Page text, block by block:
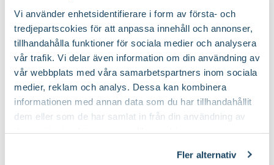
Vi använder enhetsidentifierare i form av första- och
tredjepartscokies för att anpassa innehåll och annonser,
tillhandahålla funktioner för sociala medier och analysera
vår trafik. Vi delar även information om din användning av
vår webbplats med våra samarbetspartners inom sociala
medier, reklam och analys. Dessa kan kombinera
informationen med annan data som du har tillhandahållit
dem eller som de har samlat in från din användning av
Fler alternativ